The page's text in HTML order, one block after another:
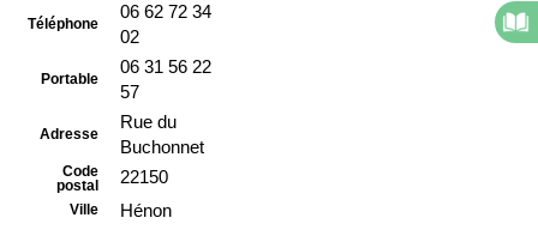
Téléphone
06 62 72 34
02
Portable
06 31 56 22
57
Adresse
Rue du
Buchonnet
Code
postal
22150
Ville Hénon